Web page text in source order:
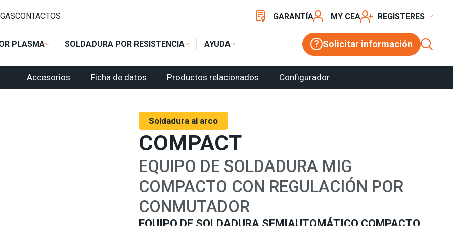
PLASMA SOLDADURA POR RESISTENCIA AYUDA Solicitar información
CONTACTOS GARANTÍA MY CEA REGISTER
Accesorios Ficha de datos Productos relacionados Configurador
Soldadura al arco
COMPACT
EQUIPO DE SOLDADURA MIG
COMPACTO CON REGULACIÓN POR
CONMUTADOR